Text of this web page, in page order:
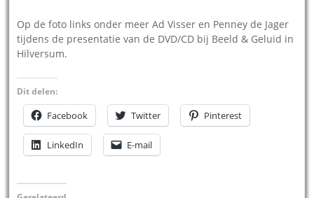
Op de foto links onder meer Ad Visser en Penney de Jager
tijdens de presentatie van de DVD/CD bij Beeld & Geluid in
Hilversum.
Dit delen:
Facebook Twitter Pinterest
LinkedIn E-mail